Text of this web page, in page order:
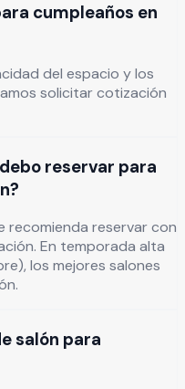
cumpleaños en
del espacio y los
solicitar cotización
reservar para
recomienda reservar con
En temporada alta
los mejores salones
salón para